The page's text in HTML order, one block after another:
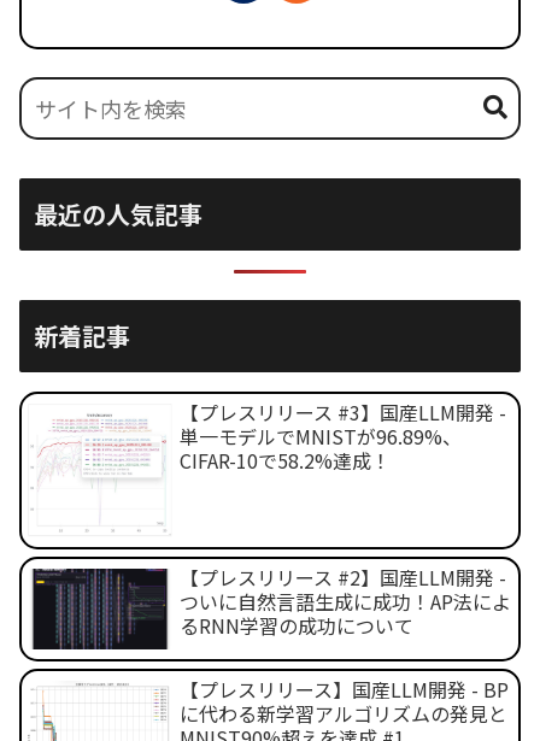
最近の人気記事
新着記事
【プレスリリース #3】国産LLM開発 -
単一モデルでMNISTが96.89%、
CIFAR-10で58.2%達成！
【プレスリリース #2】国産LLM開発 -
ついに自然言語生成に成功！AP法によ
るRNN学習の成功について
【プレスリリース】国産LLM開発 - BP
に代わる新学習アルゴリズムの発見と